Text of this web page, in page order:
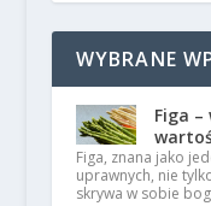
WYBRANE
Figa –
Figa, znana jako
uprawnych, nie
skrywa w sobie